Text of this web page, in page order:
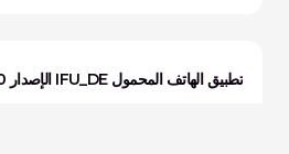
تطبيق الهاتف المحمول IFU_DE الإصدار 1.0